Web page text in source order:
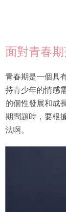
面對青春
青春期是一個具
持青少年的情感
的個性發展和成
期問題時，要根
法啊。